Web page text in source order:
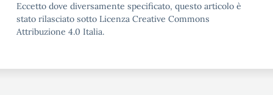
Eccetto dove diversamente specificato, questo articolo è
stato rilasciato sotto Licenza Creative Commons
Attribuzione 4.0 Italia.